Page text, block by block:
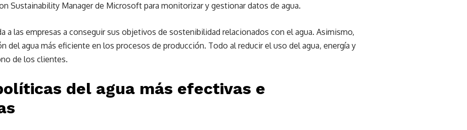
Sustainability Manager de Microsoft para monitorizar y gestionar datos de agua.
a las empresas a conseguir sus objetivos de sostenibilidad relacionados con el agua. Asimismo,
del agua más eficiente en los procesos de producción. Todo al reducir el uso del agua, energía y
de los clientes.
del agua más efectivas e